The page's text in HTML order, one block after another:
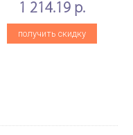
1 214.19 р.
получить скидку